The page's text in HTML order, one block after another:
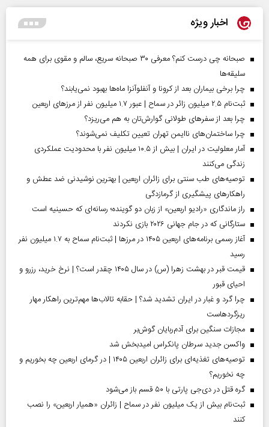
اخبار ویژه
صبحانه چی درست کنم؟ معرفی ۳۰ صبحانه سریع، سالم و مقوی برای همه
سلیقه‌ها
چرا برخی بیماران بعد از کرونا و آنفلوآنزا ماه‌ها بهبود نمی‌یابند؟
ثبت‌نام ۲.۵ میلیون زائر در سماح | عبور ۱.۷ میلیون نفر از مرز‌های اربعین
چرا بعد از سفرهای طولانی گوارش‌تان به هم می‌ریزد؟
چرا ساختمان‌های ناایمن تهران تعیین تکلیف نمی‌شوند؟
آمار معلولیت در ایران | بیش از ۱۰.۵ میلیون نفر با محدودیت عملکردی
زندگی می‌کنند
توصیه‌های طب سنتی برای زائران اربعین | بهترین نوشیدنی ضد عطش و
راهکارهای پیشگیری از گرمازدگی
راز ماندگاری «رادیو اربعین» از زبان دو گوینده؛ رسانه‌ای که حسینیه است
ستارگانی که در جام جهانی ۲۰۲۶ بازی نکردند
آغاز رسمی برنامه‌های اربعین ۱۴۰۵ در مرز‌ها | ثبت‌نام سماح به ۱.۷ میلیون نفر
رسید
قیمت قبر در بهشت زهرا (س) در سال ۱۴۰۵ چقدر است؟ | نرخ خرید، رزرو و
احیای قبور
چرا گرد و غبار در ایران تشدید شد؟ | حقابه تالاب‌ها مهم‌ترین راهکار مهار
ریزگردهاست
مجازات سنگین برای آدم‌ربایان گوش‌بر
واکسن جدید سرطان پانکراس امیدبخش شد
توصیه‌های تغذیه‌ای برای زائران اربعین ۱۴۰۵ | در گرمای اربعین چه بخوریم و
چه نخوریم؟
گره قتل در دی‌جی پارتی با ۵۰ قسم باز می‌شود
ثبت‌نام بیش از یک میلیون نفر در سماح | زائران «همیار اربعین» را نصب
کنند